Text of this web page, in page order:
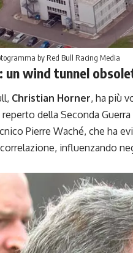
by Red Bull Racing Media
un wind tunnel
Christian Horner, ha più
della Seconda
Pierre Waché, che ha
influenzando